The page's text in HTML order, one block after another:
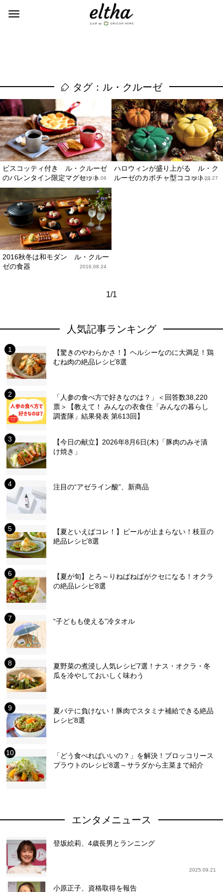
タグ：ル・クルーゼ
ビスコッティ付き ル・クルーゼ
のバレンタイン限定マグセット
2017.01.08
ハロウィンが盛り上がる ル・ク
ルーゼのカボチャ型ココット...
2016.09.27
2016秋冬は和モダン ル・クルー
ゼの食器
2016.08.24
1/1
人気記事ランキング
【驚きのやわらかさ！】ヘルシーなのに大満足！鶏
むね肉の絶品レシピ8選
「人参の食べ方で好きなのは？」＜回答数38,220
票＞【教えて！ みんなの衣食住「みんなの暮らし
調査隊」結果発表 第613回】
【今日の献立】2026年8月6日(木)「豚肉のみそ漬
け焼き」
注目の“アゼライン酸”、新商品
【夏といえばコレ！】ビールが止まらない！枝豆の
絶品レシピ8選
【夏が旬】とろ～りねばねばがクセになる！オクラ
の絶品レシピ8選
“子どもも使える”冷タオル
夏野菜の煮浸し人気レシピ7選！ナス・オクラ・冬
瓜を冷やしておいしく味わう
夏バテに負けない！豚肉でスタミナ補給できる絶品
レシピ8選
「どう食べればいいの？」を解決！ブロッコリース
プラウトのレシピ8選～サラダから主菜まで紹介
エンタメニュース
登坂絵莉、4歳長男とランニング
2025.09.21
小原正子、資格取得を報告